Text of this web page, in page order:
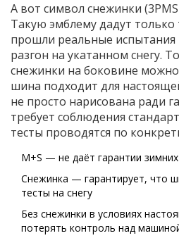
А вот символ снежинки
Такую эмблему дадут
прошли реальные
разгон на укатанном снегу.
снежинки на боковине
шина подходит для
не просто нарисована ради
требует соблюдения
тесты проводятся по
M+S — не даёт гарантии
Снежинка — гарантирует, что
тесты на снегу
Без снежинки в условиях
потерять контроль над